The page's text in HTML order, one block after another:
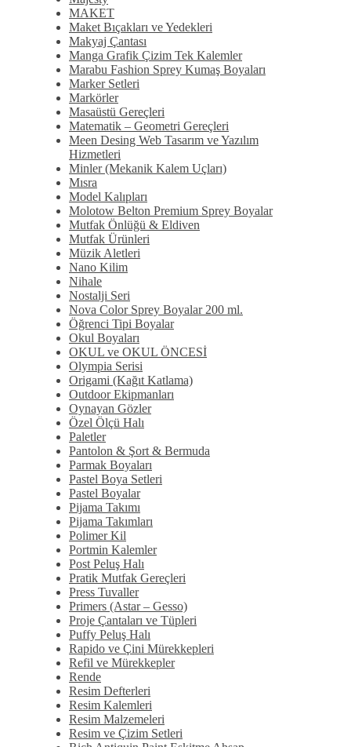
MAKET
Maket Bıçakları ve Yedekleri
Makyaj Çantası
Manga Grafik Çizim Tek Kalemler
Marabu Fashion Sprey Kumaş Boyaları
Marker Setleri
Markörler
Masaüstü Gereçleri
Matematik – Geometri Gereçleri
Meen Desing Web Tasarım ve Yazılım
Hizmetleri
Minler (Mekanik Kalem Uçları)
Mısra
Model Kalıpları
Molotow Belton Premium Sprey Boyalar
Mutfak Önlüğü & Eldiven
Mutfak Ürünleri
Müzik Aletleri
Nano Kilim
Nihale
Nostalji Seri
Nova Color Sprey Boyalar 200 ml.
Öğrenci Tipi Boyalar
Okul Boyaları
OKUL ve OKUL ÖNCESİ
Olympia Serisi
Origami (Kağıt Katlama)
Outdoor Ekipmanları
Oynayan Gözler
Özel Ölçü Halı
Paletler
Pantolon & Şort & Bermuda
Parmak Boyaları
Pastel Boya Setleri
Pastel Boyalar
Pijama Takımı
Pijama Takımları
Polimer Kil
Portmin Kalemler
Post Peluş Halı
Pratik Mutfak Gereçleri
Press Tuvaller
Primers (Astar – Gesso)
Proje Çantaları ve Tüpleri
Puffy Peluş Halı
Rapido ve Çini Mürekkepleri
Refil ve Mürekkepler
Rende
Resim Defterleri
Resim Kalemleri
Resim Malzemeleri
Resim ve Çizim Setleri